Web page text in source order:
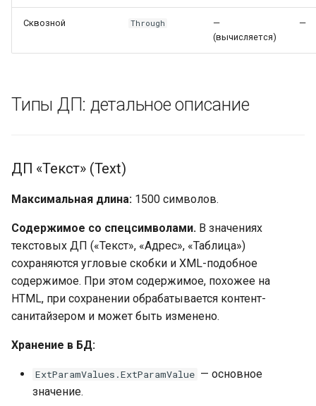
Сквозной Through
—
(вычисляется)
—
Типы ДП: детальное описание
ДП «Текст» (Text)
Максимальная длина: 1500 символов.
Содержимое со спецсимволами. В значениях
текстовых ДП («Текст», «Адрес», «Таблица»)
сохраняются угловые скобки и XML-подобное
содержимое. При этом содержимое, похожее на
HTML, при сохранении обрабатывается контент-
санитайзером и может быть изменено.
Хранение в БД:
ExtParamValues.ExtParamValue — основное
значение.